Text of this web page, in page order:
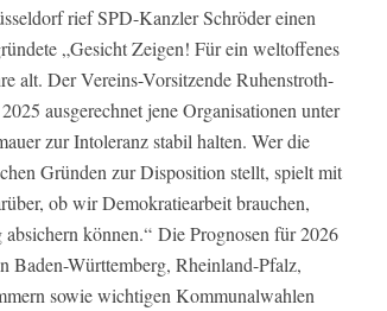
rief SPD-Kanzler Schröder einen
„Gesicht Zeigen! Für ein weltoffenes
alt. Der Vereins-Vorsitzende Ruhenstroth-
ausgerechnet jene Organisationen unter
zur Intoleranz stabil halten. Wer die
Gründen zur Disposition stellt, spielt mit
ob wir Demokratiearbeit brauchen,
können.“ Die Prognosen für 2026
Baden-Württemberg, Rheinland-Pfalz,
sowie wichtigen Kommunalwahlen